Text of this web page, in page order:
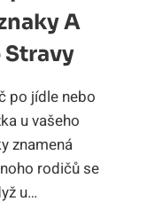
A
Stravy
po jídle nebo
u vašeho
znamená
rodičů se
u…